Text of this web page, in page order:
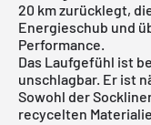
20 km zurücklegt,
Energieschub und
Performance.
Das Laufgefühl ist
unschlagbar. Er ist
Sowohl der
recycelten